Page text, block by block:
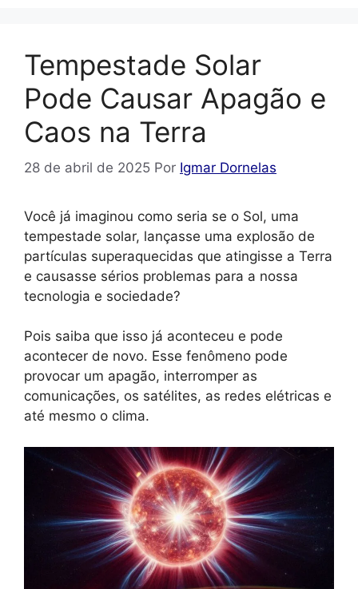
Tempestade Solar
Pode Causar Apagão e
Caos na Terra
28 de abril de 2025 Por Igmar Dornelas
Você já imaginou como seria se o Sol, uma
tempestade solar, lançasse uma explosão de
partículas superaquecidas que atingisse a Terra
e causasse sérios problemas para a nossa
tecnologia e sociedade?
Pois saiba que isso já aconteceu e pode
acontecer de novo. Esse fenômeno pode
provocar um apagão, interromper as
comunicações, os satélites, as redes elétricas e
até mesmo o clima.